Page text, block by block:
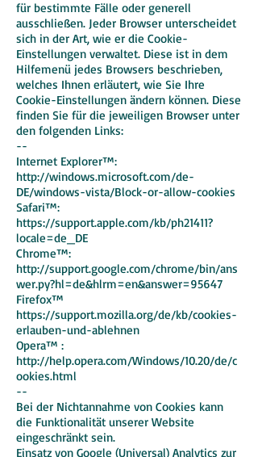
für bestimmte Fälle oder generell
ausschließen. Jeder Browser unterscheidet
sich in der Art, wie er die Cookie-
Einstellungen verwaltet. Diese ist in dem
Hilfemenü jedes Browsers beschrieben,
welches Ihnen erläutert, wie Sie Ihre
Cookie-Einstellungen ändern können. Diese
finden Sie für die jeweiligen Browser unter
den folgenden Links:
--
Internet Explorer™:
http://windows.microsoft.com/de-
DE/windows-vista/Block-or-allow-cookies
Safari™:
https://support.apple.com/kb/ph21411?
locale=de_DE
Chrome™:
http://support.google.com/chrome/bin/ans
wer.py?hl=de&hlrm=en&answer=95647
Firefox™
https://support.mozilla.org/de/kb/cookies-
erlauben-und-ablehnen
Opera™ :
http://help.opera.com/Windows/10.20/de/c
ookies.html
--
Bei der Nichtannahme von Cookies kann
die Funktionalität unserer Website
eingeschränkt sein.
Einsatz von Google (Universal) Analytics zur